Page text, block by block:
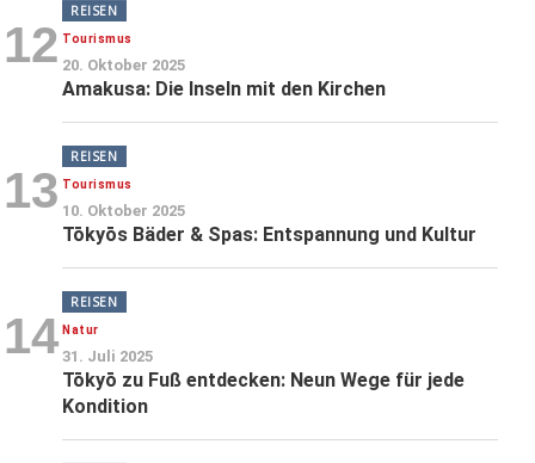
12
REISEN
Tourismus
20. Oktober 2025
Amakusa: Die Inseln mit den Kirchen
13
REISEN
Tourismus
10. Oktober 2025
Tōkyōs Bäder & Spas: Entspannung und Kultur
14
REISEN
Natur
31. Juli 2025
Tōkyō zu Fuß entdecken: Neun Wege für jede
Kondition